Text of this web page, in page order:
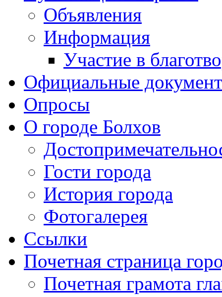
Объявления
Информация
Участие в
Официальные
Опросы
О городе Болхов
Гости города
История города
Фотогалерея
Ссылки
Почетная страница
Почетная грамота